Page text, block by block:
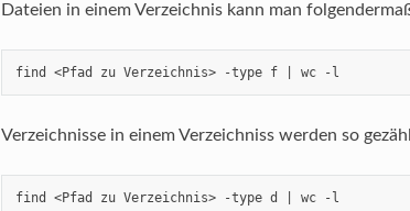
Dateien in einem Verzeichnis kann man
find <Pfad zu Verzeichnis> -type f | wc -l
Verzeichnisse in einem Verzeichniss werden so
find <Pfad zu Verzeichnis> -type d | wc -l